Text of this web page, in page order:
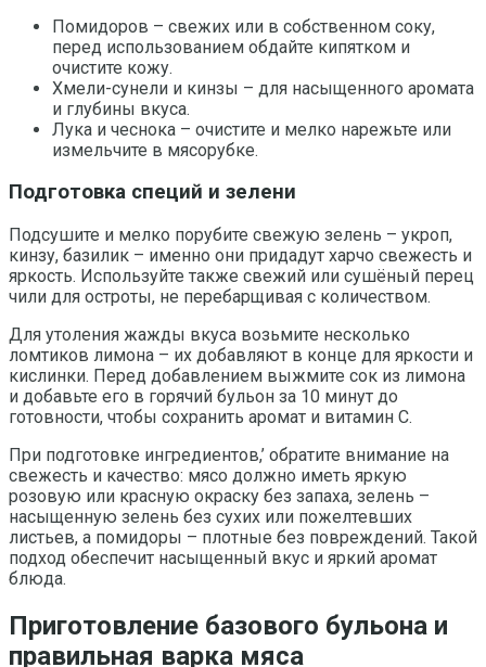
Помидоров – свежих или в собственном соку,
перед использованием обдайте кипятком и
очистите кожу.
Хмели-сунели и кинзы – для насыщенного аромата
и глубины вкуса.
Лука и чеснока – очистите и мелко нарежьте или
измельчите в мясорубке.
Подготовка специй и зелени
Подсушите и мелко порубите свежую зелень – укроп,
кинзу, базилик – именно они придадут харчо свежесть и
яркость. Используйте также свежий или сушёный перец
чили для остроты, не перебарщивая с количеством.
Для утоления жажды вкуса возьмите несколько
ломтиков лимона – их добавляют в конце для яркости и
кислинки. Перед добавлением выжмите сок из лимона
и добавьте его в горячий бульон за 10 минут до
готовности, чтобы сохранить аромат и витамин C.
При подготовке ингредиентов,’ обратите внимание на
свежесть и качество: мясо должно иметь яркую
розовую или красную окраску без запаха, зелень –
насыщенную зелень без сухих или пожелтевших
листьев, а помидоры – плотные без повреждений. Такой
подход обеспечит насыщенный вкус и яркий аромат
блюда.
Приготовление базового бульона и
правильная варка мяса